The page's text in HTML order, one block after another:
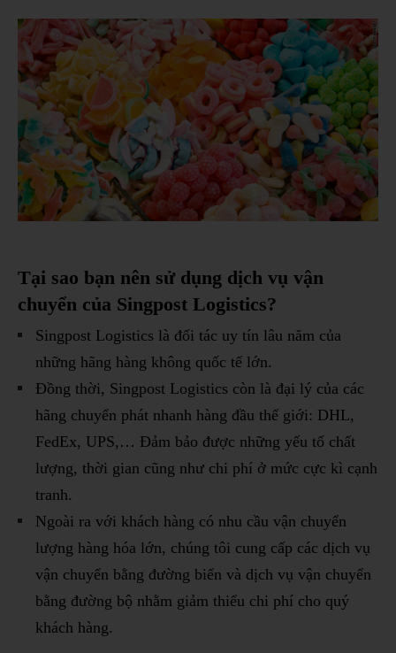
Tại sao bạn nên sử dụng dịch vụ vận
chuyển của Singpost Logistics?
Singpost Logistics là đối tác uy tín lâu năm của
những hãng hàng không quốc tế lớn.
Đồng thời, Singpost Logistics còn là đại lý của các
hãng chuyển phát nhanh hàng đầu thế giới: DHL,
FedEx, UPS,… Đảm bảo được những yếu tố chất
lượng, thời gian cũng như chi phí ở mức cực kì cạnh
tranh.
Ngoài ra với khách hàng có nhu cầu vận chuyển
lượng hàng hóa lớn, chúng tôi cung cấp các dịch vụ
vận chuyển bằng đường biển và dịch vụ vận chuyển
bằng đường bộ nhằm giảm thiểu chi phí cho quý
khách hàng.